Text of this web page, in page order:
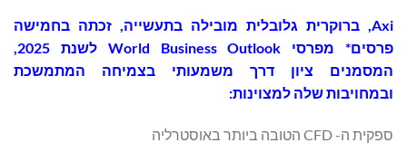
Axi, ברוקרית גלובלית מובילה בתעשייה, זכתה בחמישה
פרסים* מפרסי World Business Outlook לשנת 2025,
המסמנים ציון דרך משמעותי בצמיחה המתמשכת
ובמחויבות שלה למצוינות:
ספקית ה- CFD הטובה ביותר באוסטרליה